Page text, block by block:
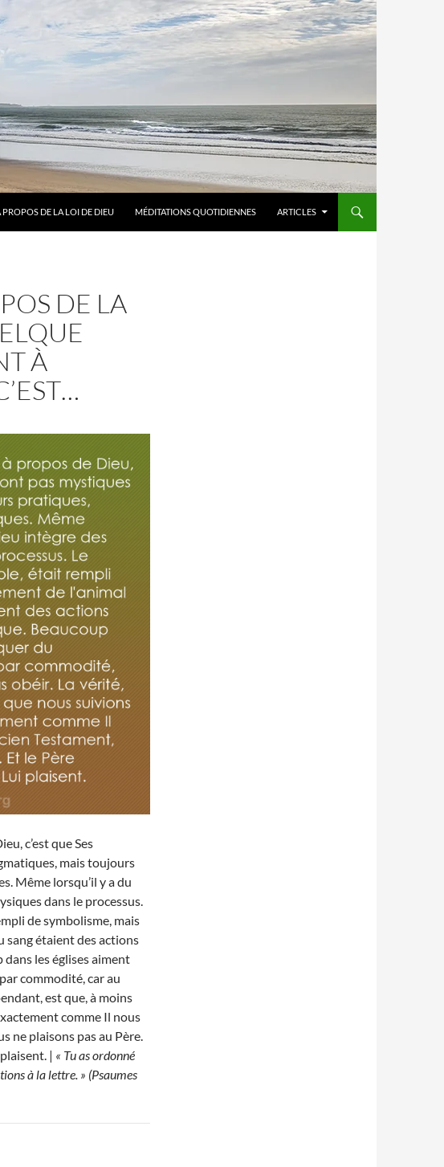
PROPOS DE LA LOI DE DIEU MÉDITATIONS QUOTIDIENNES ARTICLES
DE LA
À
c’est que Ses
mais toujours
Même lorsqu’il y a du
dans le processus.
de symbolisme, mais
sang étaient des actions
dans les églises aiment
commodité, car au
est que, à moins
comme Il nous
ne plaisons pas au Père.
| « Tu as ordonné
à la lettre. » (Psaumes